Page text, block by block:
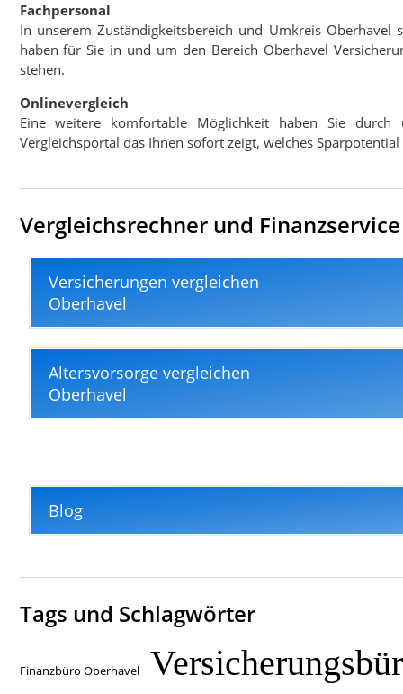
Fachpersonal
In unserem Zuständigkeitsbereich und Umkreis Oberhavel
haben für Sie in und um den Bereich Oberhavel
stehen.
Onlinevergleich
Eine weitere komfortable Möglichkeit haben Sie
Vergleichsportal das Ihnen sofort zeigt, welches
Vergleichsrechner und
Versicherungen vergleichen
Oberhavel
Altersvorsorge vergleichen
Oberhavel
Blog
Tags und Schlagwörter
Finanzbüro Oberhavel